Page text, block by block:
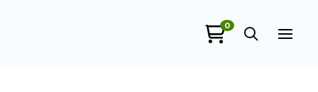
0